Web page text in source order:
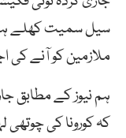
ملازمین کو آنے کی
ہم نیوز کے مطابق
کہ کورونا کی